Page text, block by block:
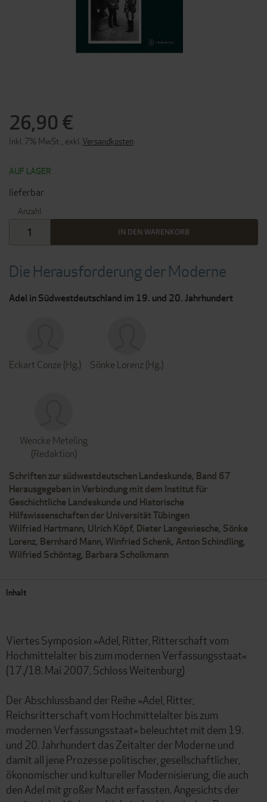
Die Herausforderung der Moderne
Adel in Südwestdeutschland im 19. und 20. Jahrhundert
Eckart Conze (Hg.) Sönke Lorenz (Hg.)
Wencke Meteling
(Redaktion)
Schriften zur südwestdeutschen Landeskunde, Band 67
Herausgegeben in Verbindung mit dem Institut für
Geschichtliche Landeskunde und Historische
Hilfswissenschaften der Universität Tübingen
Wilfried Hartmann, Ulrich Köpf, Dieter Langewiesche, Sönke
Lorenz, Bernhard Mann, Winfried Schenk, Anton Schindling,
Wilfried Schöntag, Barbara Scholkmann
26,90 €
Inkl. 7% MwSt. exkl. Versandkosten
AUF LAGER
lieferbar
Anzahl
IN DEN WARENKORB
Inhalt
Viertes Symposion »Adel, Ritter, Ritterschaft vom
Hochmittelalter bis zum modernen Verfassungsstaat«
(17./18. Mai 2007, Schloss Weitenburg)
Der Abschlussband der Reihe »Adel, Ritter,
Reichsritterschaft vom Hochmittelalter bis zum
modernen Verfassungsstaat« beleuchtet mit dem 19.
und 20. Jahrhundert das Zeitalter der Moderne und
damit all jene Prozesse politischer, gesellschaftlicher,
ökonomischer und kultureller Modernisierung, die auch
den Adel mit großer Macht erfassten. Angesichts der